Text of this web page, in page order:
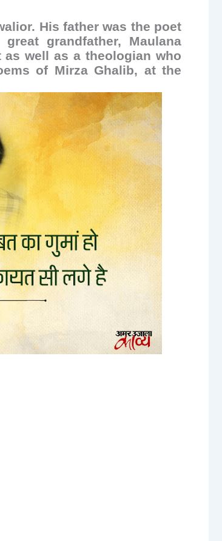
His father was the poet
grandfather, Maulana
as well as a theologian who
of Mirza Ghalib, at the